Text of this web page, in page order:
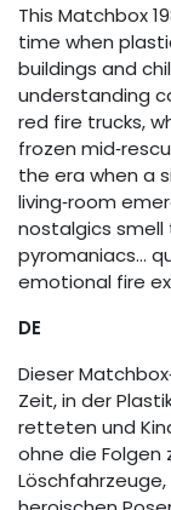
This Matchbox
time when
buildings and
understanding
red fire trucks,
frozen
the era when a
living‑room
nostalgics smell
pyromaniacs…
emotional fire
DE
Dieser
Zeit, in der
retteten und
ohne die Folgen